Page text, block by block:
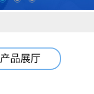
产品展厅